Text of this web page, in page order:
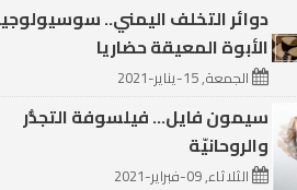
دوائر التخلف اليمني..
الأبوة المعيقة حضاريا
الجمعة, 15-يناير-2021
سيمون فايل… فيلسوفة التجذُّر
والروحانيّة
الثلاثاء, 09-فبراير-2021